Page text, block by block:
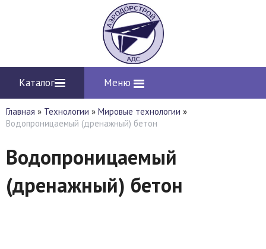
Каталог Меню
Главная » Технологии » Мировые технологии »
Водопроницаемый (дренажный) бетон
Водопроницаемый
(дренажный) бетон